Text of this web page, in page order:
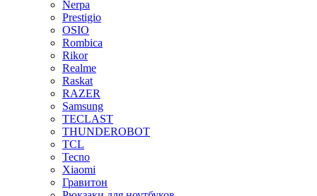
Nerpa
Prestigio
OSIO
Rombica
Rikor
Realme
Raskat
RAZER
Samsung
TECLAST
THUNDEROBOT
TCL
Tecno
Xiaomi
Гравитон